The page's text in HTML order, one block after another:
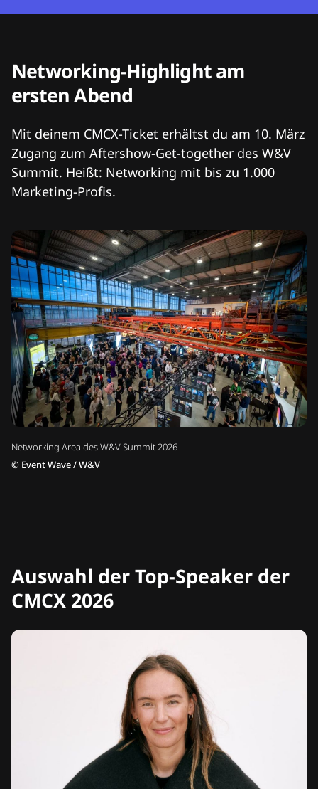
Networking Area des W&V Summit 2026
© Event Wave / W&V
Networking-Highlight am
ersten Abend
Mit deinem CMCX-Ticket erhältst du am 10. März
Zugang zum Aftershow-Get-together des W&V
Summit. Heißt: Networking mit bis zu 1.000
Marketing-Profis.
Auswahl der Top-Speaker der
CMCX 2026